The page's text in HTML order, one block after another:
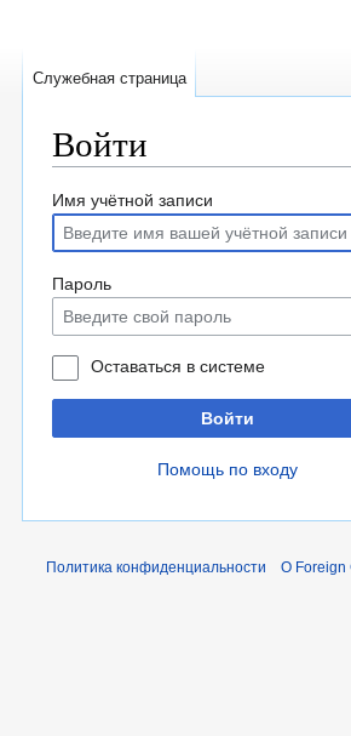
Войти
Перейти
навигации
Перейти
поиску
Имя учётной записи
Пароль
Оставаться в системе
Войти
Помощь по входу
Служебная страница
Политика конфиденциальности О Foreign